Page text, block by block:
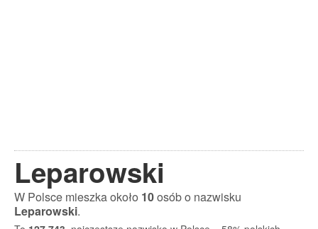
Leparowski
W Polsce mieszka około 10osób o nazwisku
Leparowski.